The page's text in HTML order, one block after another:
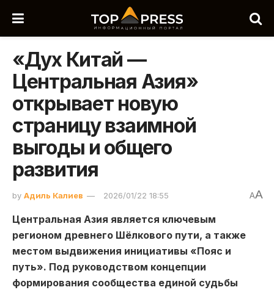
«Дух Китай —
Центральная Азия»
открывает новую
страницу взаимной
выгоды и общего
развития
by Адиль Калиев 2026/01/22 18:55 AA
Центральная Азия является ключевым
регионом древнего Шёлкового пути, а также
местом выдвижения инициативы «Пояс и
путь». Под руководством концепции
формирования сообщества единой судьбы